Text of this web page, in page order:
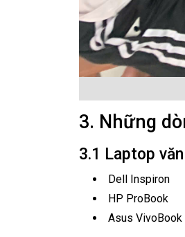
3. Những
3.1 Laptop
Dell Inspiron
HP ProBook
Asus VivoBook